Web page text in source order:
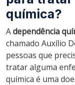
química?
Adependência
chamado Auxílio
pessoas que
tratar alguma
química é uma